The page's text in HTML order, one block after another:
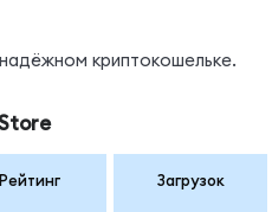
криптокошельке.
Рейтинг Загрузок